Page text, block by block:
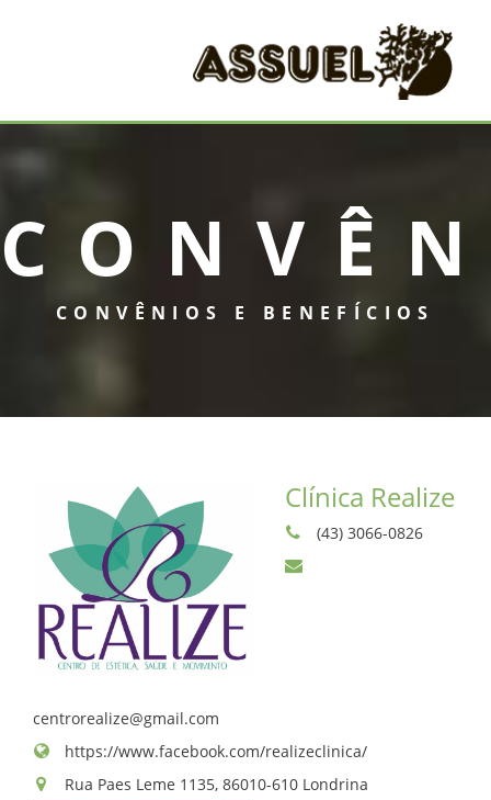
ASSUEL
CONVÊNIOS
INFORMATIVOS
ASSEMBLÉIAS
NOTÍCIAS
CONVÊNIOS E BENEFÍCIOS
Clínica Realize
(43) 3066-0826
centrorealize@gmail.com
https://www.facebook.com/realizeclinica/
Rua Paes Leme 1135, 86010-610 Londrina